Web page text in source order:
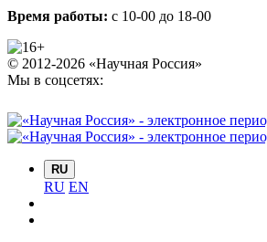
Время работы: с 10-00 до 18-00
© 2012-2026 «Научная Россия»
Мы в соцсетях:
RU
RU EN